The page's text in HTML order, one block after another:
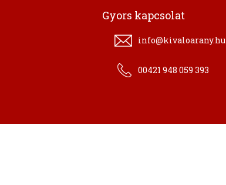
Gyors kapcsolat
info@kivaloarany.hu
00421 948 059 393